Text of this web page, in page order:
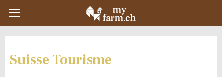
Suisse Tourisme